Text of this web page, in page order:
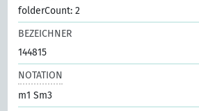
folderCount: 2
BEZEICHNER
144815
NOTATION
m1 Sm3